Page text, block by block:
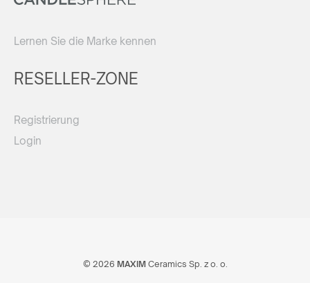
Lernen Sie die Marke kennen
RESELLER-ZONE
Registrierung
Login
© 2026 MAXIMCeramics Sp. z o. o.